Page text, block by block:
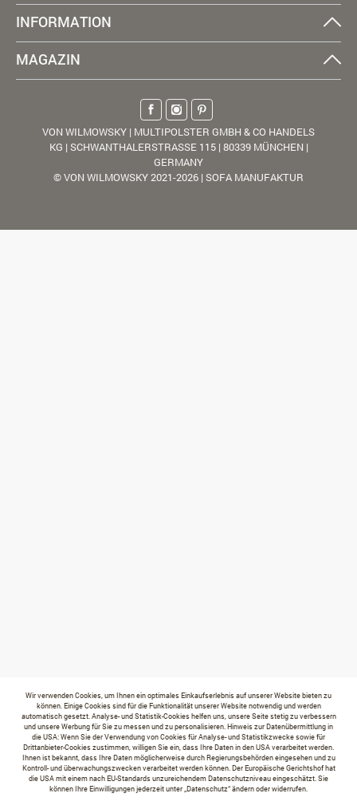
INFORMATION
MAGAZIN
VON WILMOWSKY | MULTIPOLSTER GMBH & CO HANDELS
KG | SCHWANTHALERSTRASSE 115 | 80339 MÜNCHEN |
GERMANY
© VON WILMOWSKY 2021-2026 | SOFA MANUFAKTUR
Wir verwenden Cookies, um Ihnen ein optimales Einkaufserlebnis auf unserer Website bieten zu
können. Einige Cookies sind für die Funktionalität unserer Website notwendig und werden
automatisch gesetzt. Analyse- und Statistik-Cookies helfen uns, unsere Seite stetig zu verbessern
und unsere Werbung für Sie zu messen und zu personalisieren. Hinweis zur Datenübermittlung in
die USA: Wenn Sie der Verwendung von Cookies für Analyse- und Statistikzwecke sowie für
Drittanbieter-Cookies zustimmen, willigen Sie ein, dass Ihre Daten in den USA verarbeitet werden.
Ihnen ist bekannt, dass Ihre Daten möglicherweise durch Regierungsbehörden eingesehen und zu
Kontroll- und überwachungszwecken verarbeitet werden können. Der Europäische Gerichtshof hat
die USA mit einem nach EU-Standards unzureichendem Datenschutzniveau eingeschätzt. Sie
können Ihre Einwilligungen jederzeit unter „Datenschutz“ ändern oder widerrufen.